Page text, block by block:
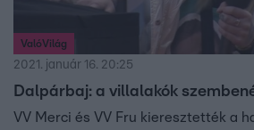
ValóVilág
2021. január 16. 20:25
Dalpárbaj: a villalakók
VV Merci és VV Fru kieresztették a